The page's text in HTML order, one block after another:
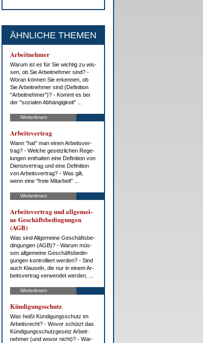
ÄHNLICHE THEMEN
Ar­beit­neh­mer
War­um ist es für Sie wich­tig zu wis­
sen, ob Sie Ar­beit­neh­mer sind? -
Wor­an kön­nen Sie er­ken­nen, ob
Sie Ar­beit­neh­mer sind (De­fi­ni­ti­on
"Ar­beit­neh­mer")? - Kommt es bei
der "so­zia­len Ab­hän­gig­keit" ...
Weiterlesen
Ar­beits­ver­trag
Wann "hat" man ei­nen Ar­beits­ver­
trag? - Wel­che ge­setz­li­chen Re­ge­
lun­gen ent­hal­ten ei­ne De­fi­ni­ti­on von
Dienst­ver­trag und ei­ne De­fi­ni­ti­on
von Ar­beits­ver­trag? - Was gilt,
wenn ei­ne "freie Mit­ar­beit" ...
Weiterlesen
Ar­beits­ver­trag und all­ge­mei­
ne Ge­schäfts­be­din­gun­gen
(AGB)
Was sind All­ge­mei­ne Ge­schäfts­be­
din­gun­gen (AGB)? - War­um müs­
sen all­ge­mei­ne Ge­schäfts­be­din­
gun­gen kon­trol­liert wer­den? - Sind
auch Klau­seln, die nur in ei­nem Ar­
beits­ver­trag ver­wen­det wer­den, ...
Weiterlesen
Kün­di­gungs­schutz
Was heißt Kün­di­gungs­schutz im
Ar­beits­recht? - Wo­vor schützt das
Kün­di­gungs­schutz­ge­setz Ar­beit­
neh­mer (und wo­vor nicht)? - War­